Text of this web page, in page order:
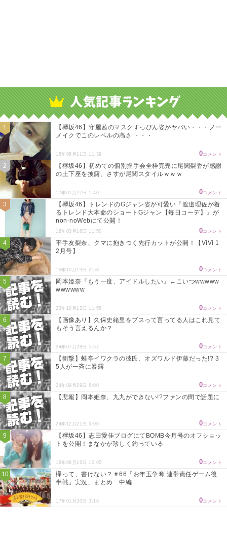
【欅坂46】守屋茜のマスクすっぴん姿がヤバい・・・ノー
メイクでこのレベルの高さ ・・・
16年06月11日 11:39 0コメント
【欅坂46】初めての個別握手会全枠完売に尾関梨香が感謝
の土下座を披露、さすが尾関スタイルｗｗｗ
17年01月27日 1:40 0コメント
【欅坂46】トレンドのGジャン姿が可愛い『渡邉理佐が着
るトレンド大本命のショートGジャン【毎日コーデ】』が
non-noWebにて公開！
18年03月16日 11:50 0コメント
平手友梨奈、クマに抱きつく先行カットが公開！【ViVi 1
2月号】
19年10月19日 2:58 0コメント
岡本姫奈『もう一度、アイドルしたい』←こいつwwwww
wwwwww
23年10月12日 11:55 0コメント
【画像あり】久保史緒里をブスって言ってる人はこれ見て
もそう言えるんか？
24年07月28日 5:57 0コメント
【衝撃】蛙亭イワクラの彼氏、オズワルド伊藤だった!? 3
5人が一斉に暴露
24年09月29日 8:00 0コメント
【悲報】岡本姫奈、九九ができない!?ファンの間で話題に
24年12月21日 9:00 0コメント
【欅坂46】志田愛佳ブログにてBOMB今月号のオフショッ
トを公開！まなかが珍しく釣っている
16年06月16日 10:05 0コメント
欅って、書けない？＃66「お年玉争奪 連帯責任ゲーム後
半戦」実況、まとめ 中編
17年01月30日 3:18 0コメント